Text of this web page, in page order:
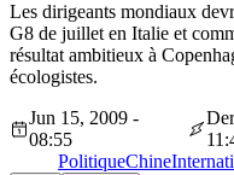
Les dirigeants mondiaux
G8 de juillet en Italie et
résultat ambitieux à
écologistes.
Jun 15, 2009 -
08:55
PolitiqueChine